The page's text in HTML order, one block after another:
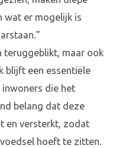
wat er mogelijk is
teruggeblikt, maar ook
blijft een essentiële
inwoners die het
belang dat deze
en versterkt, zodat
hoeft te zitten.